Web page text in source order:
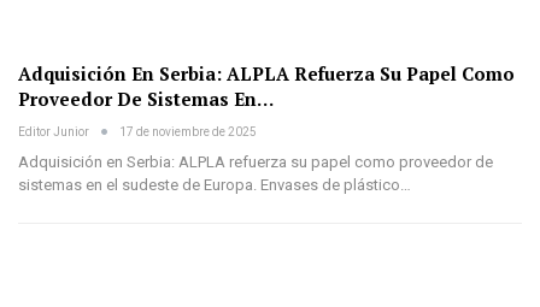
Adquisición En Serbia: ALPLA Refuerza Su Papel Como
Proveedor De Sistemas En…
Editor Junior 17 de noviembre de 2025
Adquisición en Serbia: ALPLA refuerza su papel como proveedor de
sistemas en el sudeste de Europa. Envases de plástico…